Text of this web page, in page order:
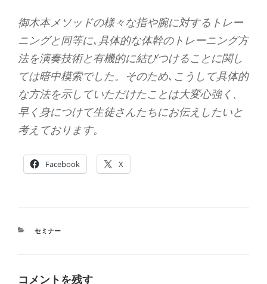
御木本メソッドの様々な指や腕に対するトレー
ニングと同等に､具体的な体幹のトレーニング方
法を演奏技術と有機的に結びつけることに関し
ては暗中模索でした。そのため､こうして具体的
な方法を示していただけたことは大変心強く、
早く身につけて生徒さんたちにお伝えしたいと
考えております。
Facebook X
カ
セミナー
コメントを残す